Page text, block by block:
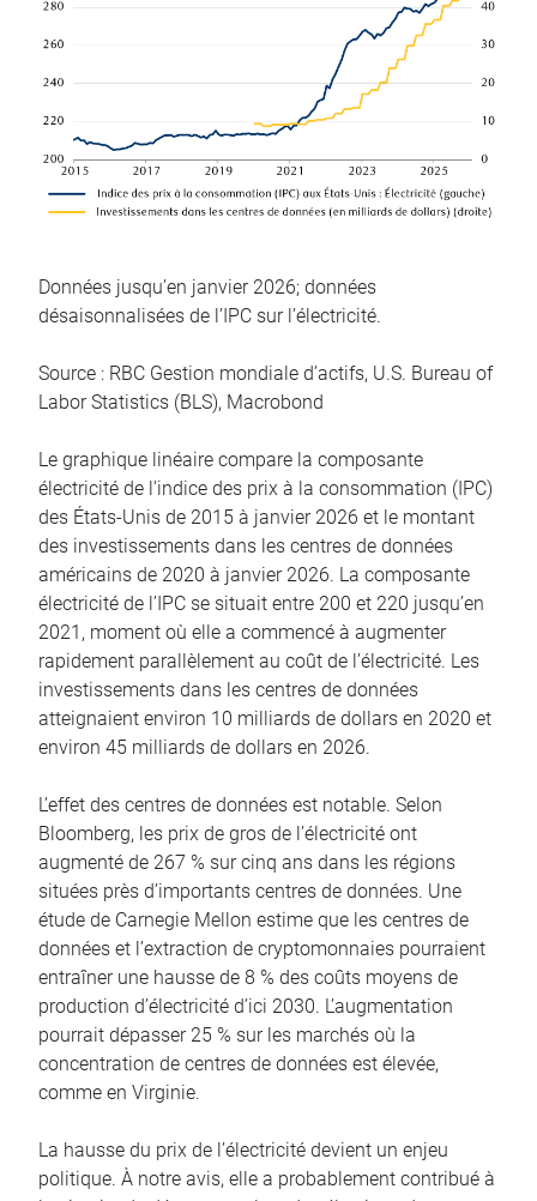
Données jusqu’en janvier 2026; données
désaisonnalisées de l’IPC sur l’électricité.
Source : RBC Gestion mondiale d’actifs, U.S. Bureau of
Labor Statistics (BLS), Macrobond
Le graphique linéaire compare la composante
électricité de l’indice des prix à la consommation (IPC)
des États-Unis de 2015 à janvier 2026 et le montant
des investissements dans les centres de données
américains de 2020 à janvier 2026. La composante
électricité de l’IPC se situait entre 200 et 220 jusqu’en
2021, moment où elle a commencé à augmenter
rapidement parallèlement au coût de l’électricité. Les
investissements dans les centres de données
atteignaient environ 10 milliards de dollars en 2020 et
environ 45 milliards de dollars en 2026.
L’effet des centres de données est notable. Selon
Bloomberg, les prix de gros de l’électricité ont
augmenté de 267 % sur cinq ans dans les régions
situées près d’importants centres de données. Une
étude de Carnegie Mellon estime que les centres de
données et l’extraction de cryptomonnaies pourraient
entraîner une hausse de 8 % des coûts moyens de
production d’électricité d’ici 2030. L’augmentation
pourrait dépasser 25 % sur les marchés où la
concentration de centres de données est élevée,
comme en Virginie.
La hausse du prix de l’électricité devient un enjeu
politique. À notre avis, elle a probablement contribué à